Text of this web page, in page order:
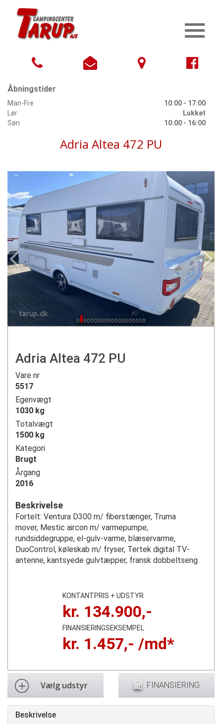
Åbningstider
Man-Fre
10:00 - 17:00
Lør
Lukket
Søn
10:00 - 16:00
Adria Altea 472 PU
Adria Altea 472 PU
Vare nr
5517
Egenvægt
1030 kg
Totalvægt
1500 kg
Kategori
Brugt
Årgang
2016
Beskrivelse
Fortelt: Ventura D300 m/ fiberstænger, Truma
mover, Mestic aircon m/ varmepumpe,
rundsiddegruppe, el-gulv-varme, blæservarme,
DuoControl, køleskab m/ fryser, Tertek digital TV-
antenne, kantsyede gulvtæpper, fransk dobbeltseng
KONTANTPRIS + UDSTYR
kr. 134.900,-
FINANSIERINGSEKSEMPEL
kr. 1.457,- /md*
Vælg udstyr FINANSIERING
Beskrivelse